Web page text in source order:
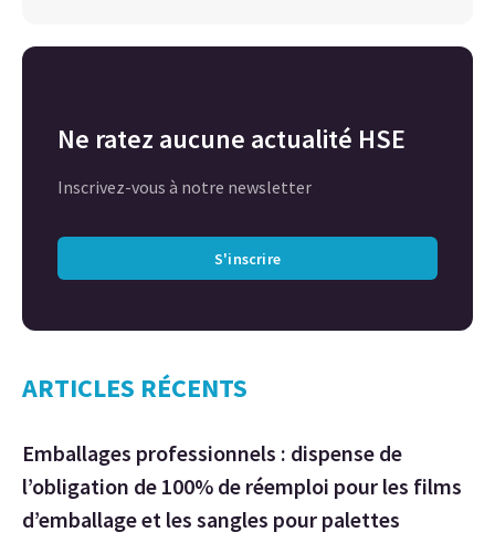
Ne ratez aucune actualité HSE
Inscrivez-vous à notre newsletter
S'inscrire
ARTICLES RÉCENTS
Emballages professionnels : dispense de
l’obligation de 100% de réemploi pour les films
d’emballage et les sangles pour palettes